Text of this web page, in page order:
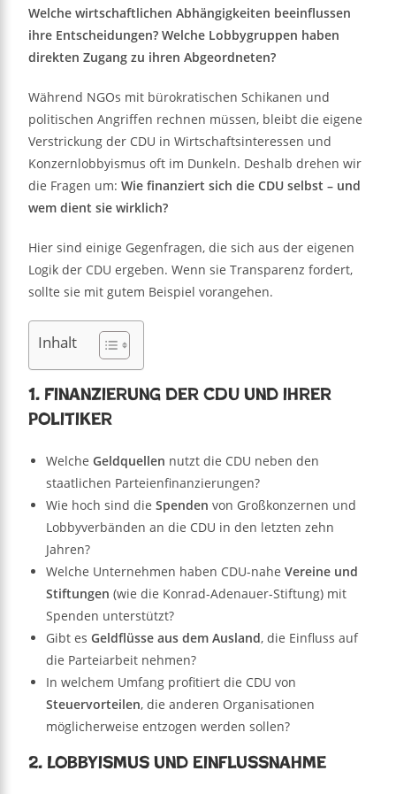
Welche wirtschaftlichen Abhängigkeiten beeinflussen
ihre Entscheidungen? Welche Lobbygruppen haben
direkten Zugang zu ihren Abgeordneten?
Während NGOs mit bürokratischen Schikanen und
politischen Angriffen rechnen müssen, bleibt die eigene
Verstrickung der CDU in Wirtschaftsinteressen und
Konzernlobbyismus oft im Dunkeln. Deshalb drehen wir
die Fragen um:Wie finanziert sich die CDU selbst – und
wem dient sie wirklich?
Hier sind einige Gegenfragen, die sich aus der eigenen
Logik der CDU ergeben. Wenn sie Transparenz fordert,
sollte sie mit gutem Beispiel vorangehen.
Inhalt
1. Finanzierung der CDU und ihrer
Politiker
WelcheGeldquellen nutzt die CDU neben den
staatlichen Parteienfinanzierungen?
Wie hoch sind dieSpenden von Großkonzernen und
Lobbyverbänden an die CDU in den letzten zehn
Jahren?
Welche Unternehmen haben CDU-naheVereine und
Stiftungen (wie die Konrad-Adenauer-Stiftung) mit
Spenden unterstützt?
Gibt esGeldflüsse aus dem Ausland, die Einfluss auf
die Parteiarbeit nehmen?
In welchem Umfang profitiert die CDU von
Steuervorteilen, die anderen Organisationen
möglicherweise entzogen werden sollen?
2. Lobbyismus und Einflussnahme